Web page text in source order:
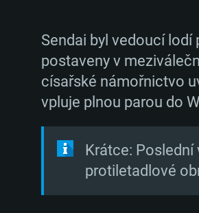
Sendai byl vedoucí lodí
postaveny v
císařské námořnictvo
vpluje plnou parou do
Krátce: Poslední
protiletadlové